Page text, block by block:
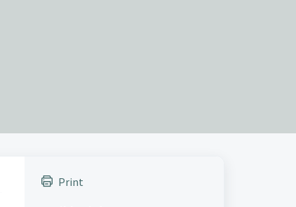
Print